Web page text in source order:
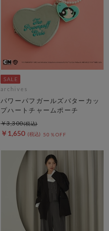
archives
パワーパフガールズバターカッ
プハートチャームポーチ
￥1,650 50％OFF
￥3,300